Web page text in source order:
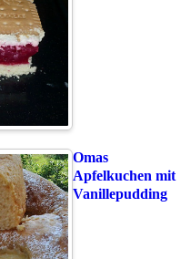
Omas
Apfelkuchen mit
Vanillepudding